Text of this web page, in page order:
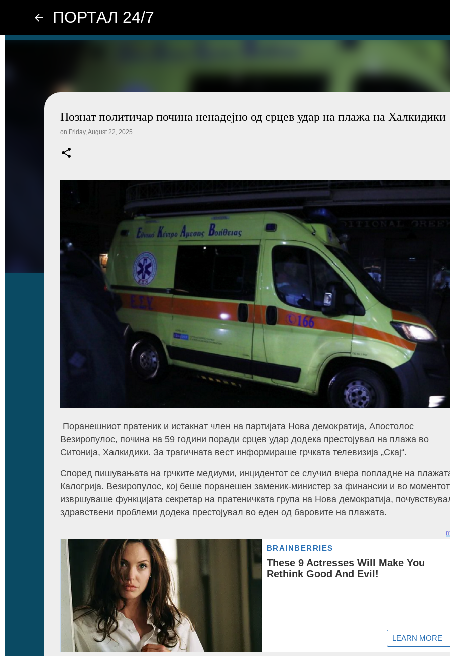
ПОРТАЛ 24/7
Познат политичар почина ненадејно од срцев удар на плажа на Халкидики
on Friday, August 22, 2025
Поранешниот пратеник и истакнат член на партијата Нова демократија, Апостолос
Везиропулос, почина на 59 години поради срцев удар додека престојувал на плажа во
Ситонија, Халкидики. За трагичната вест информираше грчката телевизија „Скај“.
Според пишувањата на грчките медиуми, инцидентот се случил вчера попладне на
Калогрија. Везиропулос, кој беше поранешен заменик-министер за финансии и во моментот
извршуваше функцијата секретар на пратеничката група на Нова демократија,
здравствени проблеми додека престојувал во еден од баровите на плажата.